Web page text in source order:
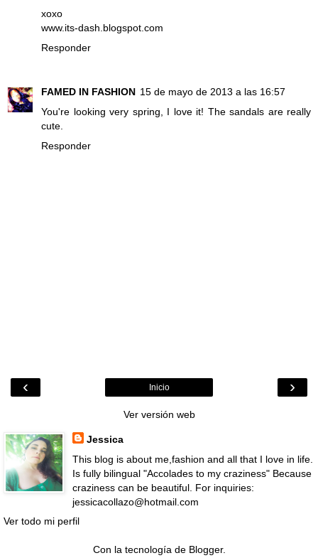
xoxo
www.its-dash.blogspot.com
Responder
FAMED IN FASHION 15 de mayo de 2013 a las 16:57
You're looking very spring, I love it! The sandals are really
cute.
Responder
‹ ›
Inicio
Ver versión web
Jessica
This blog is about me,fashion and all that I love in life.
Is fully bilingual "Accolades to my craziness" Because
craziness can be beautiful. For inquiries:
jessicacollazo@hotmail.com
Ver todo mi perfil
Con la tecnología de Blogger.